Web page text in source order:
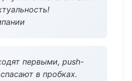
первыми, push-
в пробках.